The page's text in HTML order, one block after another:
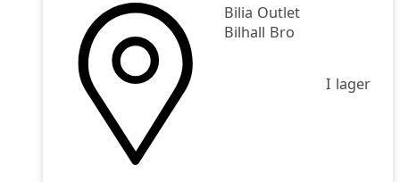
Bilia Outlet
Bilhall Bro
I lager